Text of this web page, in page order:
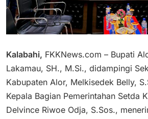
Kalabahi, FKKNews.com – Bupati
Lakamau, SH., M.Si., didampingi
Kabupaten Alor, Melkisedek Belly,
Kepala Bagian Pemerintahan Setda
Delvince Riwoe Odja, S.Sos.,